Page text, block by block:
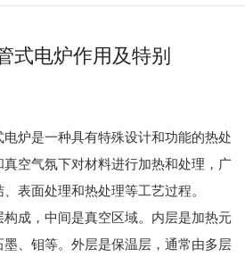
式电炉作用及特别
炉是一种具有特殊设计和功能的热处
空气氛下对材料进行加热和处理，广
表面处理和热处理等工艺过程。
成，中间是真空区域。内层是加热元
、钼等。外层是保温层，通常由多层